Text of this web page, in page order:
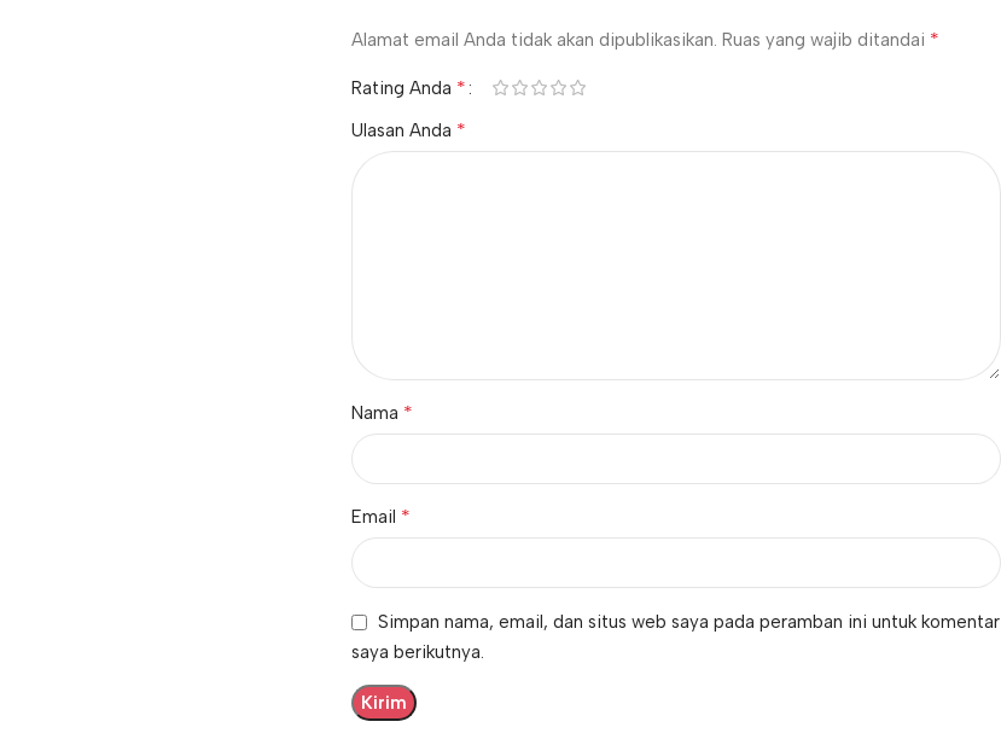
Alamat email Anda tidak akan dipublikasikan. Ruas yang wajib ditandai *
Rating Anda *
Ulasan Anda *
Nama *
Email *
Simpan nama, email, dan situs web saya pada peramban ini untuk komentar
saya berikutnya.